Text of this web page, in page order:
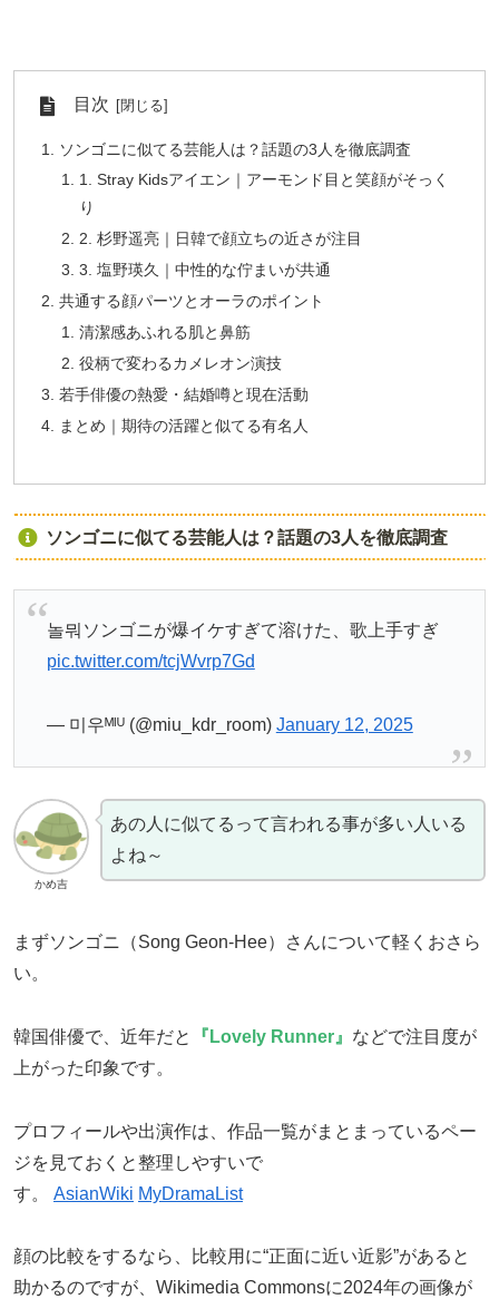
目次
ソンゴニに似てる芸能人は？話題の3人を徹底調査
1. Stray Kidsアイエン｜アーモンド目と笑顔がそっく
り
2. 杉野遥亮｜日韓で顔立ちの近さが注目
3. 塩野瑛久｜中性的な佇まいが共通
共通する顔パーツとオーラのポイント
清潔感あふれる肌と鼻筋
役柄で変わるカメレオン演技
若手俳優の熱愛・結婚噂と現在活動
まとめ｜期待の活躍と似てる有名人
ソンゴニに似てる芸能人は？話題の3人を徹底調査
놀뭐ソンゴニが爆イケすぎて溶けた、歌上手すぎ
pic.twitter.com/tcjWvrp7Gd
— 미우ᴹᴵᵁ (@miu_kdr_room) January 12, 2025
かめ吉
あの人に似てるって言われる事が多い人いる
よね～
まずソンゴニ（Song Geon-Hee）さんについて軽くおさら
い。
韓国俳優で、近年だと 『Lovely Runner』 などで注目度が
上がった印象です。
プロフィールや出演作は、作品一覧がまとまっているペー
ジを見ておくと整理しやすいで
す。 AsianWiki MyDramaList
顔の比較をするなら、比較用に“正面に近い近影”があると
助かるのですが、Wikimedia Commonsに2024年の画像が